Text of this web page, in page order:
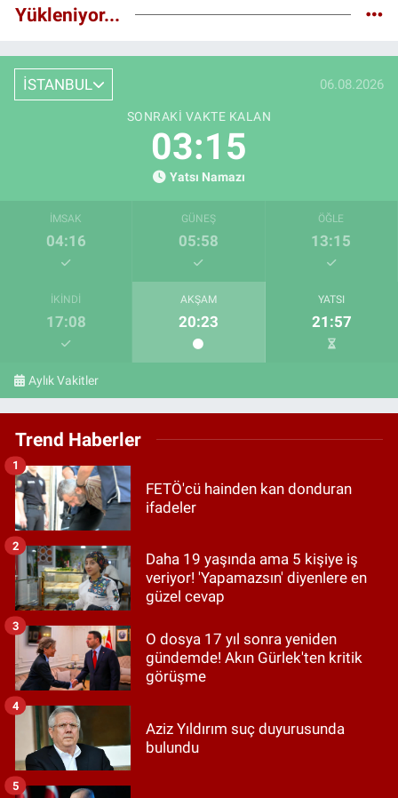
Yükleniyor...
İSTANBUL 06.08.2026
SONRAKI VAKTE KALAN
03:14
Yatsı Namazı
İMSAK
04:16
GÜNEŞ
05:58
ÖĞLE
13:15
İKINDI
17:08
AKŞAM
20:23
YATSI
21:57
Aylık Vakitler
Trend Haberler
FETÖ'cü hainden kan donduran
ifadeler
1
Daha 19 yaşında ama 5 kişiye iş
veriyor! 'Yapamazsın' diyenlere en
güzel cevap
2
O dosya 17 yıl sonra yeniden
gündemde! Akın Gürlek'ten kritik
görüşme
3
Aziz Yıldırım suç duyurusunda
bulundu
4
5